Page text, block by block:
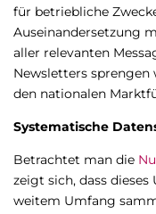
für betriebliche
Auseinandersetzung
aller relevanten
Newsletters sprengen
den nationalen
Systematische
Betrachtet man die
zeigt sich, dass
weitem Umfang